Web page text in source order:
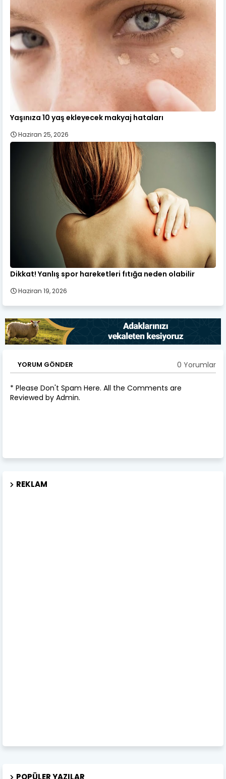
Yaşınıza 10 yaş ekleyecek makyaj hataları
Haziran 25, 2026
Dikkat! Yanlış spor hareketleri fıtığa neden olabilir
Haziran 19, 2026
YORUM GÖNDER 0 Yorumlar
* Please Don't Spam Here. All the Comments are
Reviewed by Admin.
REKLAM